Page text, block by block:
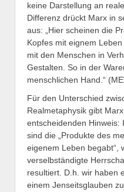
keine Darstellung an
Differenz drückt Marx in
aus: „Hier scheinen die
Kopfes mit eignem
mit den Menschen in
Gestalten. So in der
menschlichen Hand.“
Für den Unterschied
Realmetaphysik gibt
entscheidenden Hinweis:
sind die „Produkte des
eigenem Leben begabt“,
verselbständigte
resultiert. D.h. wir haben
einem Jenseitsglauben